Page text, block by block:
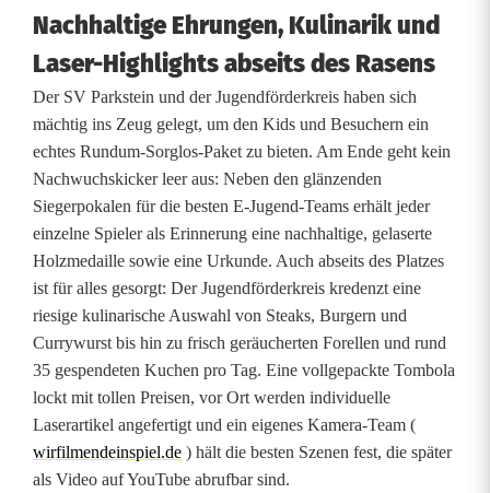
i
n
F
u
ß
b
a
l
l
f
e
s
Nachhaltige Ehrungen, Kulinarik und
Laser-Highlights abseits des Rasens
Der SV Parkstein und der Jugendförderkreis haben sich
mächtig ins Zeug gelegt, um den Kids und Besuchern ein
echtes Rundum-Sorglos-Paket zu bieten. Am Ende geht kein
Nachwuchskicker leer aus: Neben den glänzenden
Siegerpokalen für die besten E-Jugend-Teams erhält jeder
einzelne Spieler als Erinnerung eine nachhaltige, gelaserte
Holzmedaille sowie eine Urkunde. Auch abseits des Platzes
ist für alles gesorgt: Der Jugendförderkreis kredenzt eine
riesige kulinarische Auswahl von Steaks, Burgern und
Currywurst bis hin zu frisch geräucherten Forellen und rund
35 gespendeten Kuchen pro Tag. Eine vollgepackte Tombola
lockt mit tollen Preisen, vor Ort werden individuelle
Laserartikel angefertigt und ein eigenes Kamera-Team (
wirfilmendeinspiel.de ) hält die besten Szenen fest, die später
als Video auf YouTube abrufbar sind.